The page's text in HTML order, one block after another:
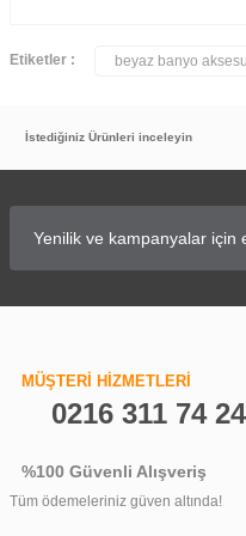
Etiketler : beyaz banyo
İstediğiniz Ürünleri inceleyin
MÜŞTERİ HİZMETLERİ
0216 311 74 24
%100 Güvenli Alışveriş
Tüm ödemeleriniz güven altında!